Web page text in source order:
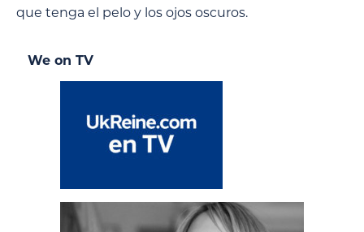
que tenga el pelo y los ojos oscuros.
We on TV